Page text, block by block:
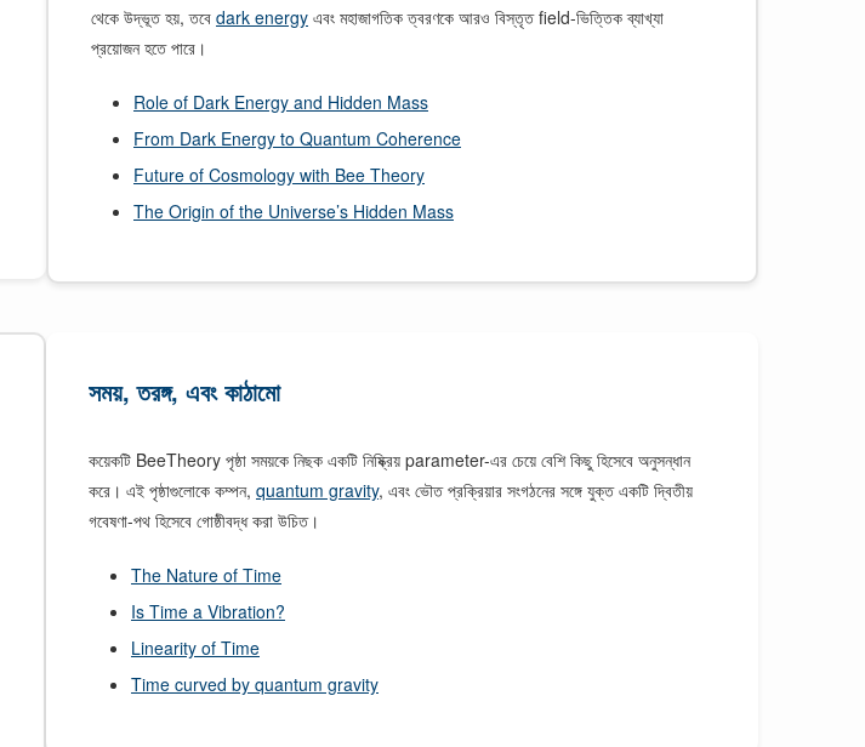
থেকে উদ্ভূত হয়, তবে dark energy এবং মহাজাগতিক ত্বরণকে আরও বিস্তৃত field-ভিত্তিক ব্যাখ্যা
প্রয়োজন হতে পারে।
Role of Dark Energy and Hidden Mass
From Dark Energy to Quantum Coherence
Future of Cosmology with Bee Theory
The Origin of the Universe’s Hidden Mass
সময়, তরঙ্গ, এবং কাঠামো
কয়েকটি BeeTheory পৃষ্ঠা সময়কে নিছক একটি নিষ্ক্রিয় parameter-এর চেয়ে বেশি কিছু হিসেবে অনুসন্ধান
করে। এই পৃষ্ঠাগুলোকে কম্পন, quantum gravity, এবং ভৌত প্রক্রিয়ার সংগঠনের সঙ্গে যুক্ত একটি দ্বিতীয়
গবেষণা-পথ হিসেবে গোষ্ঠীবদ্ধ করা উচিত।
The Nature of Time
Is Time a Vibration?
Linearity of Time
Time curved by quantum gravity